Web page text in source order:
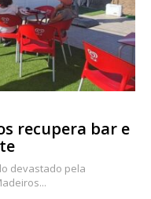
recupera bar e
devastado pela